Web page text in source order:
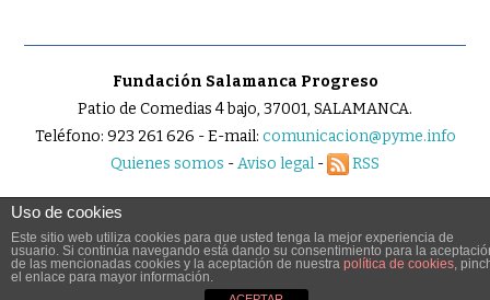
Fundación Salamanca Progreso
Patio de Comedias 4 bajo, 37001, SALAMANCA.
Teléfono: 923 261 626 - E-mail: comunicacion@pyme.info
Quienes somos -Aviso legal - RSS
© 2026 PYME.INFO. TODOS LOS DERECHOS RESERVADOS.
FASHIONISTA
Uso de cookies
Este sitio web utiliza cookies para que usted tenga la mejor experiencia de
usuario. Si continúa navegando está dando su consentimiento para la
de las mencionadas cookies y la aceptación de nuestra política de cookies,
el enlace para mayor información.